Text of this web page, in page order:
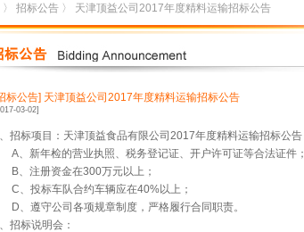
〉 招标公告 〉 天津顶益公司2017年度精料运输招标公告
标公告] 天津顶益公司2017年度精料运输招标公告
03-02]
、招标项目：天津顶益食品有限公司 2017年度精料运输招标公告
A、新年检的营业执照、税务登记证、开户许可证等合法证件；
B、注册资金在300万元以上；
C、投标车队合约车辆应在40%以上；
D、遵守公司各项规章制度，严格履行合同职责。
、招标说明会：